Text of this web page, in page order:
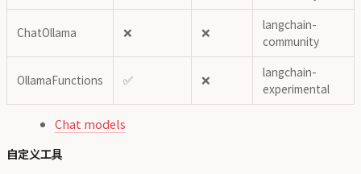
ChatOllama ❌ ❌
langchain-
community
OllamaFunctions ✅ ❌
langchain-
experimental
Chat models
自定义工具